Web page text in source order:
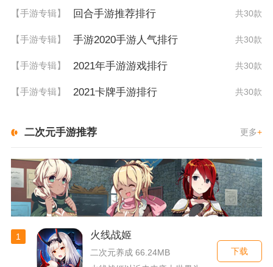
【手游专辑】 回合手游推荐排行 共30款
【手游专辑】 手游2020手游人气排行 共30款
【手游专辑】 2021年手游游戏排行 共30款
【手游专辑】 2021卡牌手游排行 共30款
二次元手游推荐 更多+
1 火线战姬
二次元养成 66.24MB
下载